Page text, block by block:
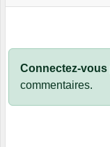
Connectez-vous
commentaires.